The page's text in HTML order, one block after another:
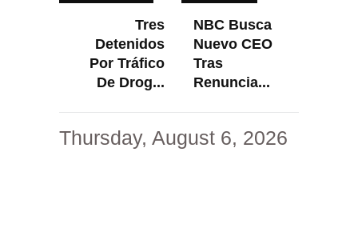
Tres
Detenidos
Por Tráfico
De Drog...
NBC Busca
Nuevo CEO
Tras
Renuncia...
Thursday, August 6, 2026